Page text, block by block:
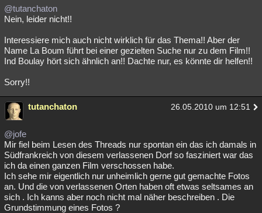
@tutanchaton
Nein, leider nicht!!
Interessiere mich auch nicht wirklich für das Thema!! Aber der
Name La Boum führt bei einer gezielten Suche nur zu dem Film!!
Ind Boulay hört sich ähnlich an!! Dachte nur, es könnte dir helfen!!
Sorry!!
tutanchaton 26.05.2010 um 12:51
@jofe
Mir fiel beim Lesen des Threads nur spontan ein das ich damals in
Südfrankreich von diesem verlassenen Dorf so fasziniert war das
ich da einen ganzen Film verschossen habe.
Ich sehe mir eigentlich nur unheimlich gerne gut gemachte Fotos
an. Und die von verlassenen Orten haben oft etwas seltsames an
sich . Ich kanns aber noch nicht mal näher beschreiben . Die
Grundstimmung eines Fotos ?